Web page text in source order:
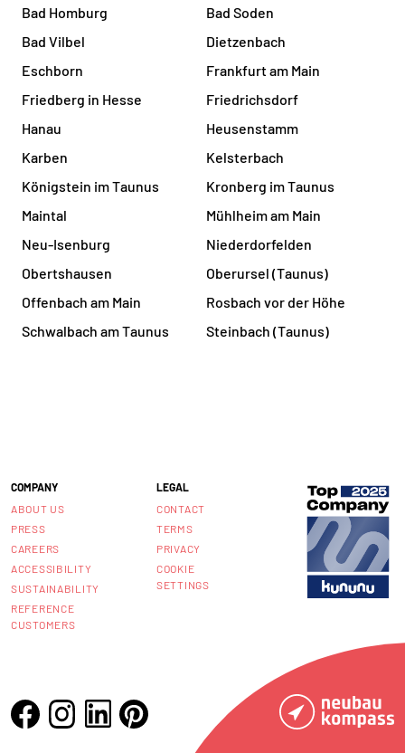
Bad Homburg
Bad Soden
Bad Vilbel
Dietzenbach
Eschborn
Frankfurt am Main
Friedberg in Hesse
Friedrichsdorf
Hanau
Heusenstamm
Karben
Kelsterbach
Königstein im Taunus
Kronberg im Taunus
Maintal
Mühlheim am Main
Neu-Isenburg
Niederdorfelden
Obertshausen
Oberursel (Taunus)
Offenbach am Main
Rosbach vor der Höhe
Schwalbach am Taunus
Steinbach (Taunus)
COMPANY
ABOUT US
PRESS
CAREERS
ACCESSIBILITY
SUSTAINABILITY
REFERENCE
CUSTOMERS
LEGAL
CONTACT
TERMS
PRIVACY
COOKIE
SETTINGS